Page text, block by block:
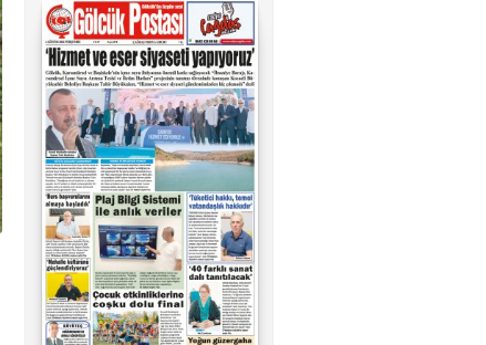
02624132333
haber@golcukpostasi.com